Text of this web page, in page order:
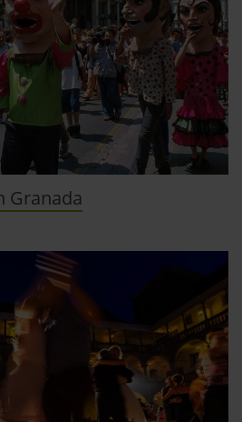
|Impressum
Granada